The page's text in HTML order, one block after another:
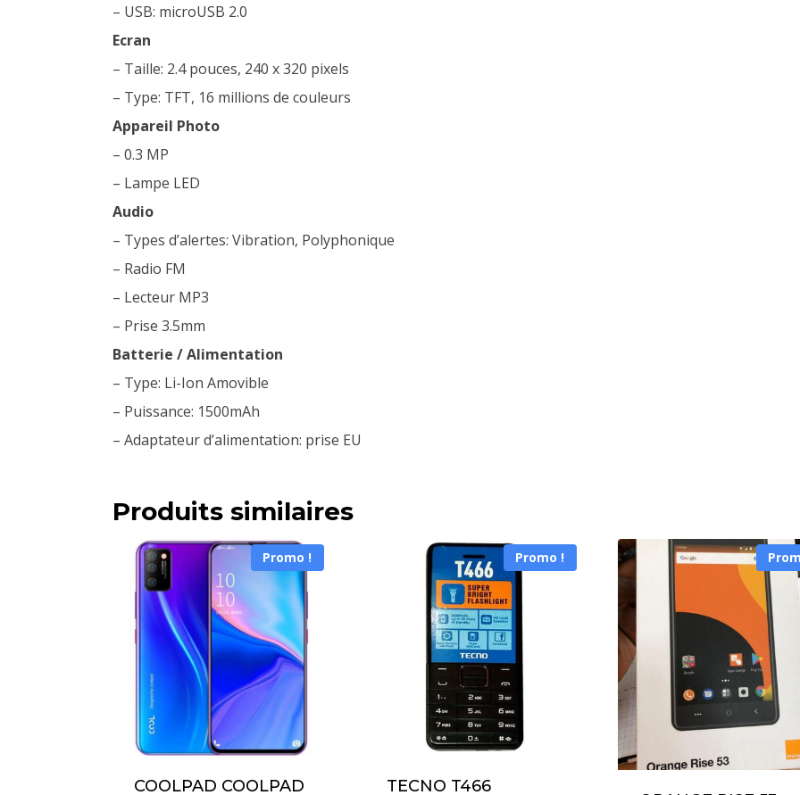
– USB: microUSB 2.0
Ecran
– Taille: 2.4 pouces, 240 x 320 pixels
– Type: TFT, 16 millions de couleurs
Appareil Photo
– 0.3 MP
– Lampe LED
Audio
– Types d’alertes: Vibration, Polyphonique
– Radio FM
– Lecteur MP3
– Prise 3.5mm
Batterie / Alimentation
– Type: Li-Ion Amovible
– Puissance: 1500mAh
– Adaptateur d’alimentation: prise EU
Produits similaires
Promo !
COOLPAD COOLPAD
Promo !
TECNO T466